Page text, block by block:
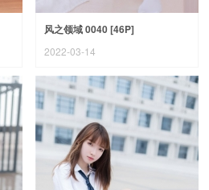
风之领域 0040 [46P]
2022-03-14